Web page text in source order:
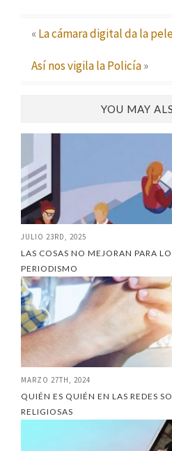
«La cámara digital da la
Así nos vigila la Policía»
YOU MAY
JULIO 23RD, 2025
LAS COSAS NO MEJORAN PARA
PERIODISMO
MARZO 27TH, 2024
QUIÉN ES QUIÉN EN LAS REDES
RELIGIOSAS